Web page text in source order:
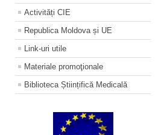
Activități CIE
Republica Moldova și UE
Link-uri utile
Materiale promoţionale
Biblioteca Științifică Medicală